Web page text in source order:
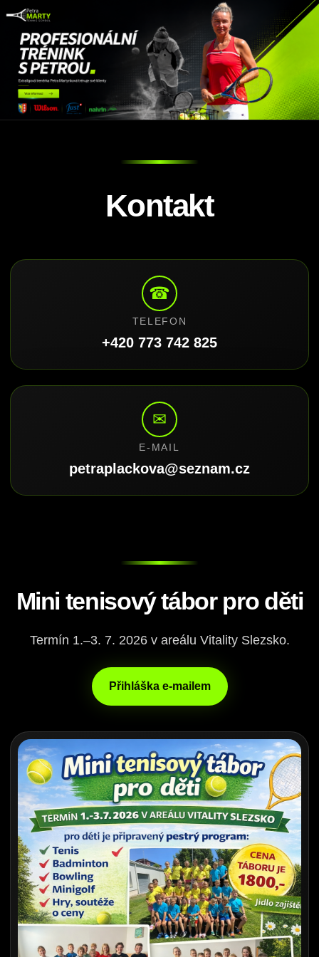
Kontakt
☎
TELEFON
+420 773 742 825
✉
E-MAIL
petraplackova@seznam.cz
Mini tenisový tábor pro děti
Termín 1.–3. 7. 2026 v areálu Vitality Slezsko.
Přihláška e-mailem